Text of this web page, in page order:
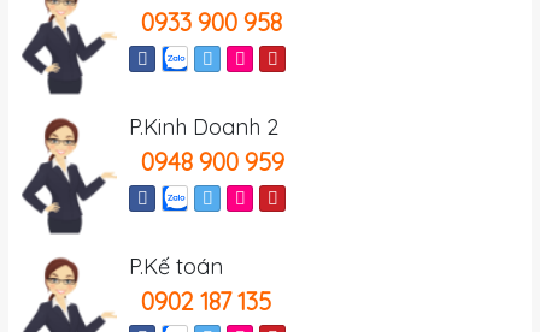
0933 900 958
P.Kinh Doanh 2
0948 900 959
P.Kế toán
0902 187 135